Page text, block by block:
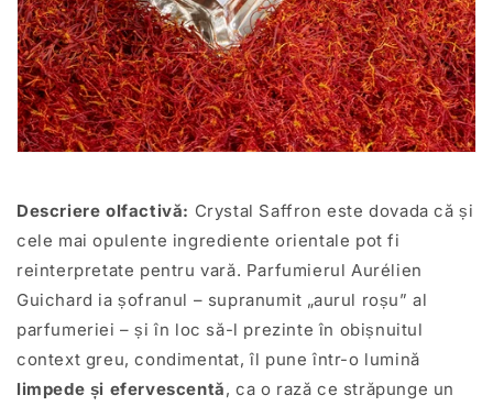
Descriere olfactivă: Crystal Saffron este dovada că și
cele mai opulente ingrediente orientale pot fi
reinterpretate pentru vară. Parfumierul Aurélien
Guichard ia șofranul – supranumit „aurul roșu” al
parfumeriei – și în loc să-l prezinte în obișnuitul
context greu, condimentat, îl pune într-o lumină
limpede și efervescentă, ca o rază ce străpunge un